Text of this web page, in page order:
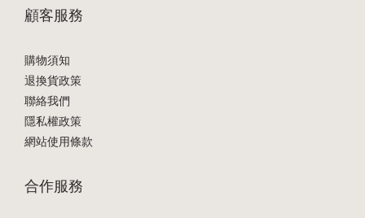
顧客服務
購物須知
退換貨政策
聯絡我們
隱私權政策
網站使用條款
合作服務